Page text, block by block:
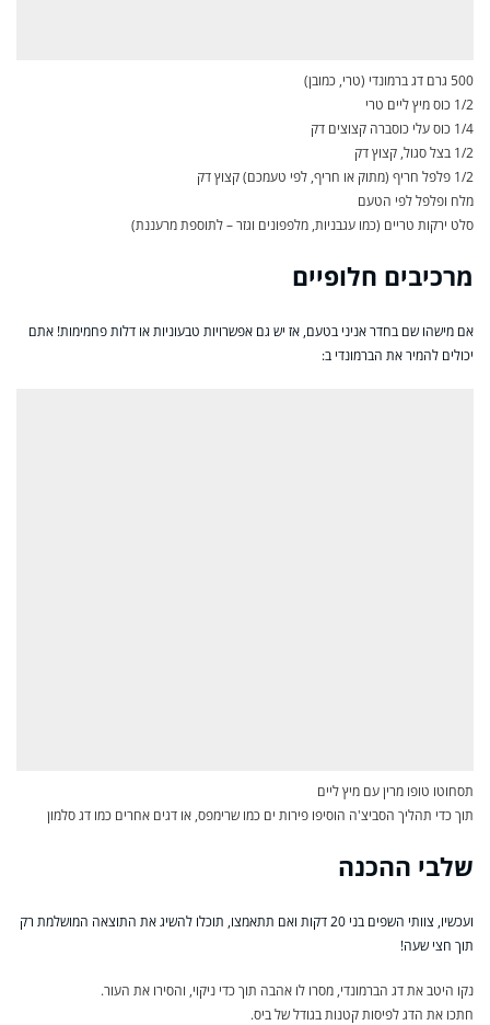
500 גרם דג ברמונדי (טרי, כמובן)
1/2 כוס מיץ ליים טרי
1/4 כוס עלי כוסברה קצוצים דק
1/2 בצל סגול, קצוץ דק
1/2 פלפל חריף (מתוק או חריף, לפי טעמכם) קצוץ דק
מלח ופלפל לפי הטעם
סלט ירקות טריים (כמו עגבניות, מלפפונים וגזר – לתוספת מרעננת)
מרכיבים חלופיים
אם מישהו שם בחדר אניני בטעם, אז יש גם אפשרויות טבעוניות או דלות פחמימות! אתם
יכולים להמיר את הברמונדי ב:
תסחוטו טופו מרין עם מיץ ליים
תוך כדי תהליך הסביצ'ה הוסיפו פירות ים כמו שרימפס, או דגים אחרים כמו דג סלמון
שלבי ההכנה
ועכשיו, צוותי השפים בני 20 דקות ואם תתאמצו, תוכלו להשיג את התוצאה המושלמת רק
תוך חצי שעה!
נקו היטב את דג הברמונדי, מסרו לו אהבה תוך כדי ניקוי, והסירו את העור.
חתכו את הדג לפיסות קטנות בגודל של ביס.